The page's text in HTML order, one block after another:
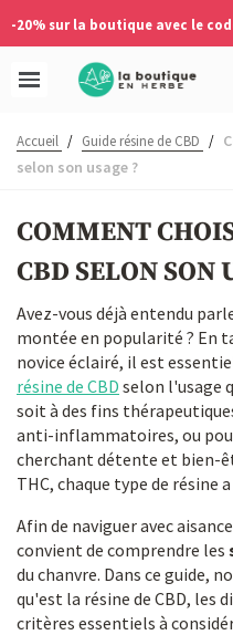
-20% sur la boutique avec le
Accueil / Guide résine de CBD /
selon son usage ?
COMMENT
CBD SELON SON
Avez-vous déjà entendu
montée en popularité ? En
novice éclairé, il est
résine de CBD selon l'usage
soit à des fins
anti-inflammatoires, ou
cherchant détente et bien-
THC, chaque type de résine
Afin de naviguer avec
convient de comprendre les
du chanvre. Dans ce guide,
qu'est la résine de CBD, les
critères essentiels à